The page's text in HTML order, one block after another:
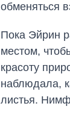
обменяться
Пока Эйрин
местом,
красоту
наблюдала,
листья.